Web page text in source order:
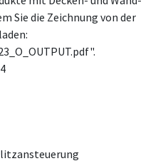
Sie die Zeichnung von der